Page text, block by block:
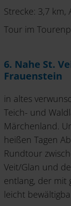
Strecke: 3,7 km,
Tour im
6. Nahe St.
Frauenstein
in altes
Teich- und
Märchenland.
heißen Tagen
Rundtour
Veit/Glan und
entlang, der mit
leicht